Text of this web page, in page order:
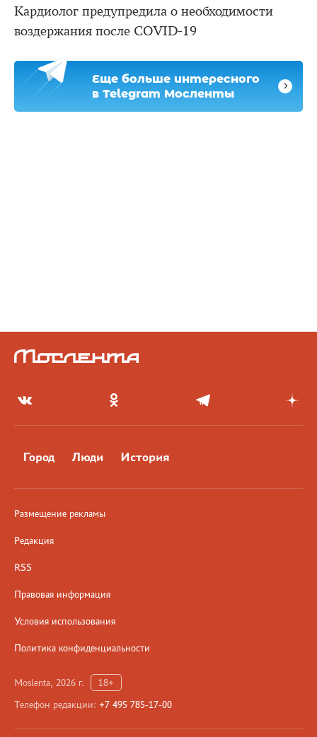
Кардиолог предупредила о необходимости
воздержания после COVID-19
Еще больше интересного
в Telegram Мосленты
Город Люди История
Размещение рекламы
Редакция
RSS
Правовая информация
Условия использования
Политика конфиденциальности
Moslenta, 2026 г.
18+
Телефон редакции: +7 495 785-17-00